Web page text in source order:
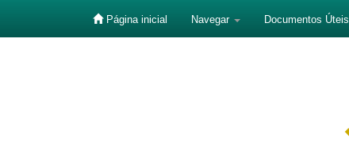
Página inicial Navegar Documentos Úteis